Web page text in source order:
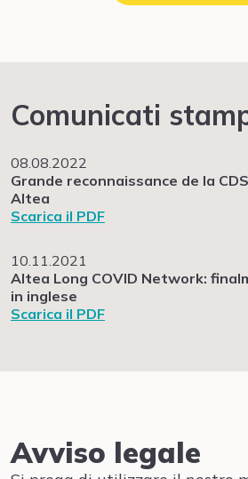
Comunicati
08.08.2022
Grande reconnaissance de la
Altea
Scarica il PDF
10.11.2021
Altea Long COVID Network:
in inglese
Scarica il PDF
Avviso legale